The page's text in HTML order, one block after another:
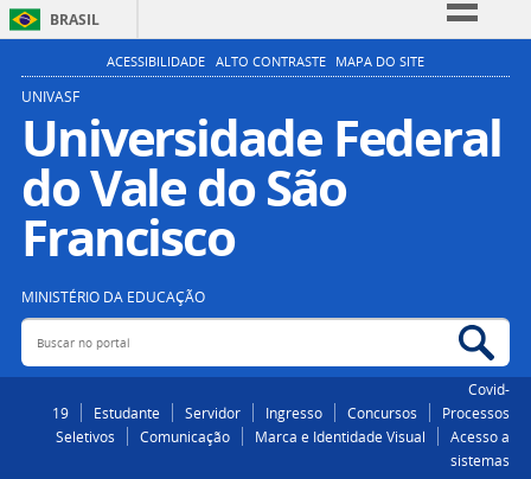
BRASIL
Simplifique!
Participe
Acesso à informação
Legislação
ACESSIBILIDADE ALTO CONTRASTE MAPA DO SITE
UNIVASF
Universidade Federal
do Vale do São
Francisco
MINISTÉRIO DA EDUCAÇÃO
Buscar no portal
Covid-
19
Estudante Servidor Ingresso Concursos
Processos
Seletivos
Comunicação Marca e Identidade Visual
Acesso a
sistemas